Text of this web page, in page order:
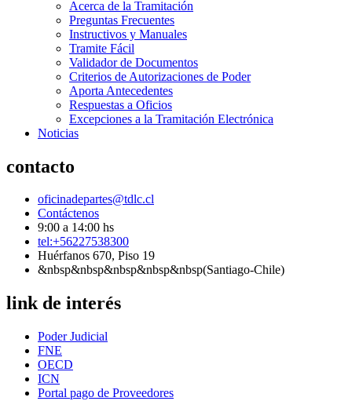
Acerca de la Tramitación
Preguntas Frecuentes
Instructivos y Manuales
Tramite Fácil
Validador de Documentos
Criterios de Autorizaciones de Poder
Aporta Antecedentes
Respuestas a Oficios
Excepciones a la Tramitación Electrónica
Noticias
contacto
oficinadepartes@tdlc.cl
Contáctenos
9:00 a 14:00 hs
tel:+56227538300
Huérfanos 670, Piso 19
&nbsp&nbsp&nbsp&nbsp&nbsp(Santiago-Chile)
link de interés
Poder Judicial
FNE
OECD
ICN
Portal pago de Proveedores